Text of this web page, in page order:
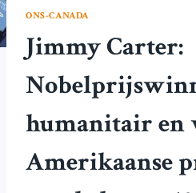
ONS-CANADA
Jimmy Carter:
humanitair en
Amerikaanse